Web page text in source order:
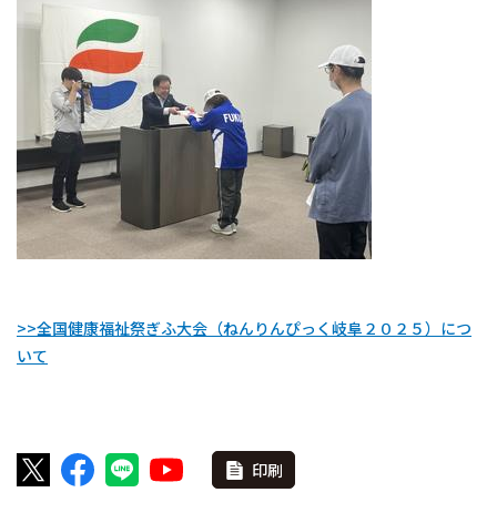
>>全国健康福祉祭ぎふ大会（ねんりんぴっく岐阜２０２５）につ
いて
印刷